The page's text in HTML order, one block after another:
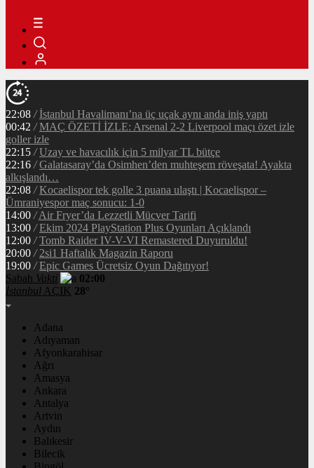
22:08 / İstanbul Havalimanı’na üç uçak aynı anda iniş yaptı
00:42 / MAÇ ÖZETİ İZLE: Arsenal 2-2 Liverpool maçı özet izle
goller izle
22:15 / Uzay ve havacılık için 5 milyar TL bütçe
22:16 / Galatasaray’da Osimhen’den muhteşem röveşata! Ayakta
alkışlandı…
22:08 / Kocaelispor tek golle 3 puana ulaştı | Kocaelispor –
Ümraniyespor maç sonucu: 1-0
14:00 / Air Fryer’da Lezzetli Mücver Tarifi
13:00 / Ekim 2024 PlayStation Plus Oyunları Açıklandı
12:00 / Tomb Raider IV-V-VI Remastered Duyuruldu!
20:00 / 2si1 Haftalık Magazin Raporu
19:00 / Epic Games Ücretsiz Oyun Dağıtıyor!
Sabah Vakti
02:00
İstanbul AÇIK 28°
Adana
Adıyaman
Afyonkarahisar
Ağrı
Amasya
Ankara
Antalya
Artvin
Aydın
Balıkesir
Bilecik